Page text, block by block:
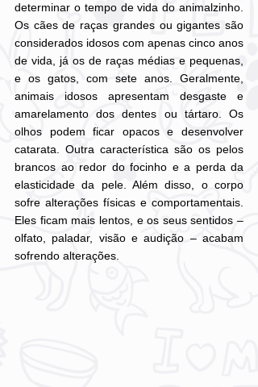
determinar o tempo de vida do animalzinho.
Os cães de raças grandes ou gigantes são
considerados idosos com apenas cinco anos
de vida, já os de raças médias e pequenas,
e os gatos, com sete anos. Geralmente,
animais idosos apresentam desgaste e
amarelamento dos dentes ou tártaro. Os
olhos podem ficar opacos e desenvolver
catarata. Outra característica são os pelos
brancos ao redor do focinho e a perda da
elasticidade da pele. Além disso, o corpo
sofre alterações físicas e comportamentais.
Eles ficam mais lentos, e os seus sentidos –
olfato, paladar, visão e audição – acabam
sofrendo alterações.